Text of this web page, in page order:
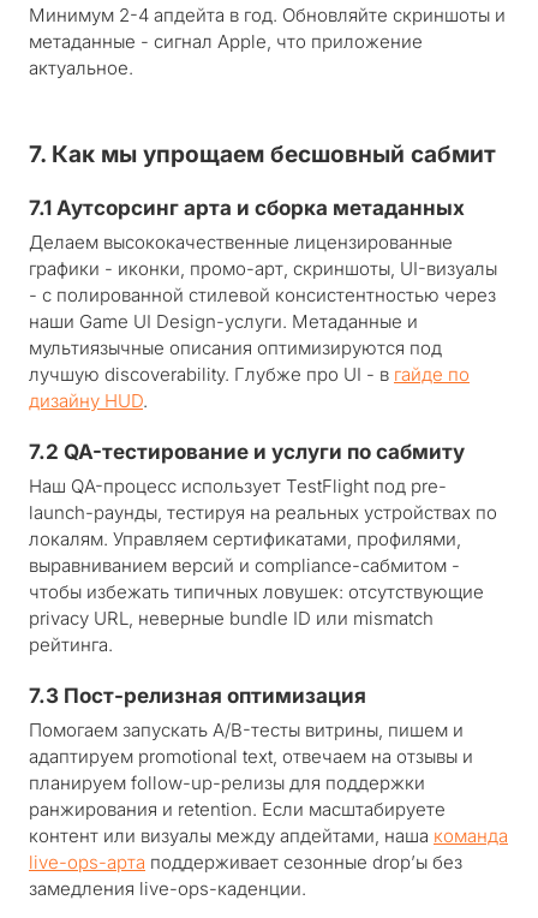
Минимум 2-4 апдейта в год. Обновляйте скриншоты и
метаданные - сигнал Apple, что приложение
актуальное.
7. Как мы упрощаем бесшовный сабмит
7.1 Аутсорсинг арта и сборка метаданных
Делаем высококачественные лицензированные
графики - иконки, промо-арт, скриншоты, UI-визуалы
- с полированной стилевой консистентностью через
наши Game UI Design-услуги. Метаданные и
мультиязычные описания оптимизируются под
лучшую discoverability. Глубже про UI - в гайде по
дизайну HUD.
7.2 QA-тестирование и услуги по сабмиту
Наш QA-процесс использует TestFlight под pre-
launch-раунды, тестируя на реальных устройствах по
локалям. Управляем сертификатами, профилями,
выравниванием версий и compliance-сабмитом -
чтобы избежать типичных ловушек: отсутствующие
privacy URL, неверные bundle ID или mismatch
рейтинга.
7.3 Пост-релизная оптимизация
Помогаем запускать A/B-тесты витрины, пишем и
адаптируем promotional text, отвечаем на отзывы и
планируем follow-up-релизы для поддержки
ранжирования и retention. Если масштабируете
контент или визуалы между апдейтами, наша команда
live-ops-арта поддерживает сезонные drop’ы без
замедления live-ops-каденции.